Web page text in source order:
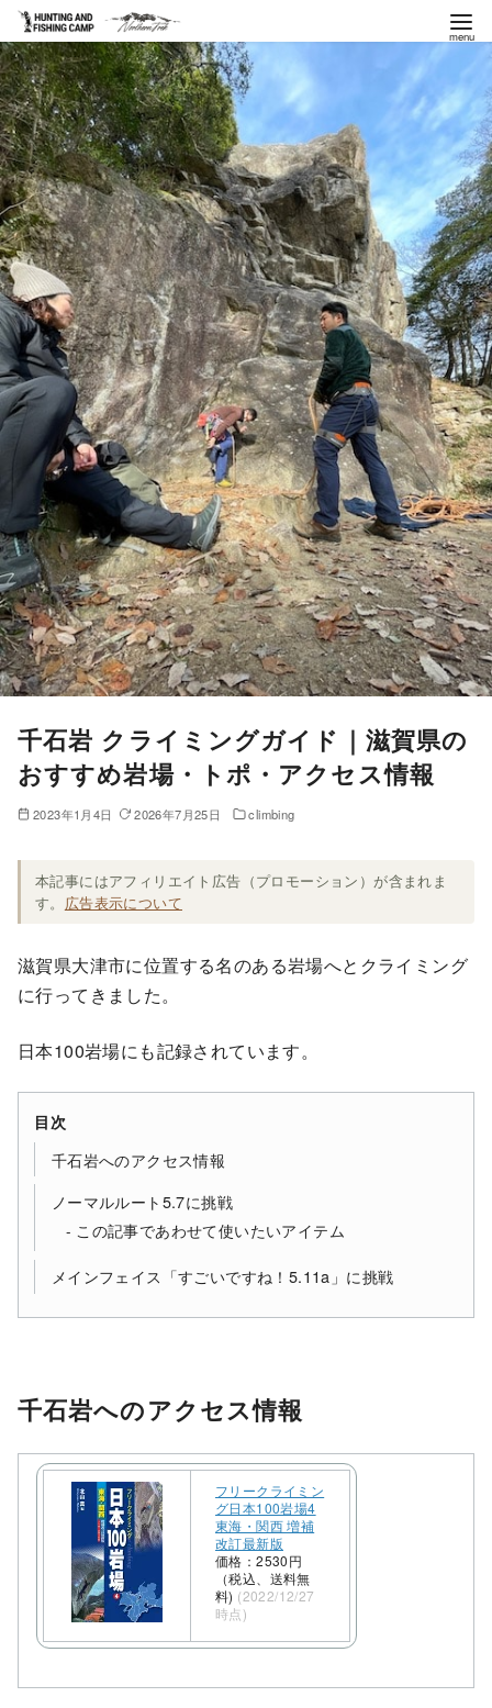
コ
ン
テ
ン
ツ
へ
移
動
千石岩 クライミングガイド｜滋賀県の
おすすめ岩場・トポ・アクセス情報
2023年1月4日 2026年7月25日 climbing
本記事にはアフィリエイト広告（プロモーション）が含まれま
す。 広告表示について
滋賀県大津市に位置する名のある岩場へとクライミング
に行ってきました。
日本100岩場にも記録されています。
目次
千石岩へのアクセス情報
ノーマルルート5.7に挑戦
この記事であわせて使いたいアイテム
メインフェイス「すごいですね！5.11a」に挑戦
千石岩へのアクセス情報
フリークライミン
グ日本100岩場4
東海・関西 増補
改訂最新版
価格：2530円
（税込、送料無
料) (2022/12/27
時点)